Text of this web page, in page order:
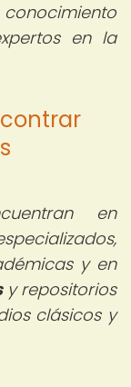
en la
en
y en
y repositorios
clásicos y